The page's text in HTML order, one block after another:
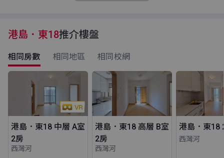
港島．東18推介樓盤
相同房數 相同地區 相同校網
港島．東18 中層 A室
2房
西灣河
港島．東18 高層 B室
2房
西灣河
港島．東18
西灣河